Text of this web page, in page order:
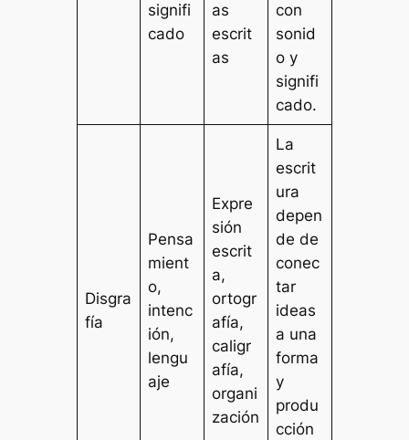
signifi
cado
as
escrit
as
con
sonid
o y
signifi
cado.
Disgra
fía
Pensa
mient
o,
intenc
ión,
lengu
aje
Expre
sión
escrit
a,
ortogr
afía,
caligr
afía,
organi
zación
La
escrit
ura
depen
de de
conec
tar
ideas
a una
forma
y
produ
cción